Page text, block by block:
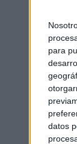
para
datos